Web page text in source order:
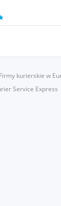
Firmy kurierskie w
Service Express